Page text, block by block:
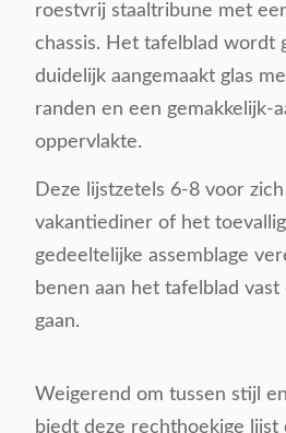
roestvrij staaltribune met
chassis. Het tafelblad wordt
duidelijk aangemaakt glas
randen en een gemakkelijk-
oppervlakte.
Deze lijstzetels 6-8 voor
vakantiediner of het
gedeeltelijke assemblage
benen aan het tafelblad
gaan.
Weigerend om tussen stijl
biedt deze rechthoekige lijst